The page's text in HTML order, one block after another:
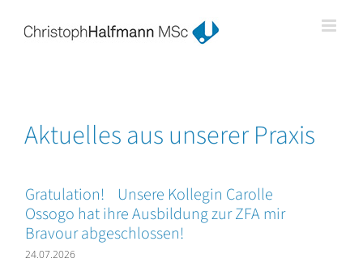
Inhalt
Aktuelles aus unserer Praxis
Gratulation! Unsere Kollegin Carolle
Ossogo hat ihre Ausbildung zur ZFA mir
Bravour abgeschlossen!
24.07.2026